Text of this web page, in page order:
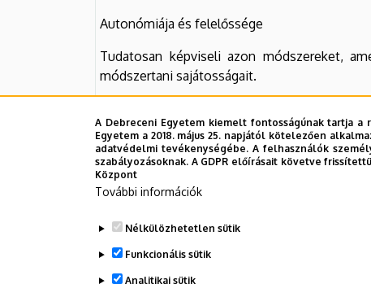
Autonómiája és felelőssége
Tudatosan képviseli azon módszereket,
módszertani sajátosságait.
Nyitott az adott újlatin nyelv kulturális
Tantárgy oktatásába bevont oktató(k),
A Debreceni Egyetem kiemelt fontosságúnak tartja
Egyetem a 2018. május 25. napjától kötelezően
adatvédelmi tevékenységébe. A felhasználók
szabályozásoknak. A GDPR előírásait követve
Központ
További információk
Nélkülözhetetlen sütik
Funkcionális sütik
Analitikai sütik